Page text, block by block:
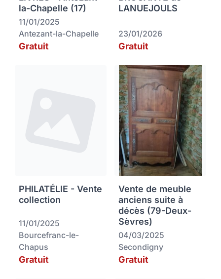
la-Chapelle (17)
11/01/2025
Antezant-la-Chapelle
Gratuit
LANUEJOULS
23/01/2026
Gratuit
PHILATÉLIE - Vente
collection
11/01/2025
Bourcefranc-le-
Chapus
Gratuit
Vente de meuble
anciens suite à
décès (79-Deux-
Sèvres)
04/03/2025
Secondigny
Gratuit